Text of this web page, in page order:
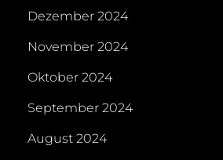
Dezember 2024
November 2024
Oktober 2024
September 2024
August 2024